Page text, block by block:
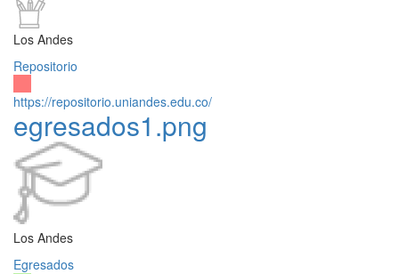
Los Andes
Repositorio
https://repositorio.uniandes.edu.co/
egresados1.png
Los Andes
Egresados